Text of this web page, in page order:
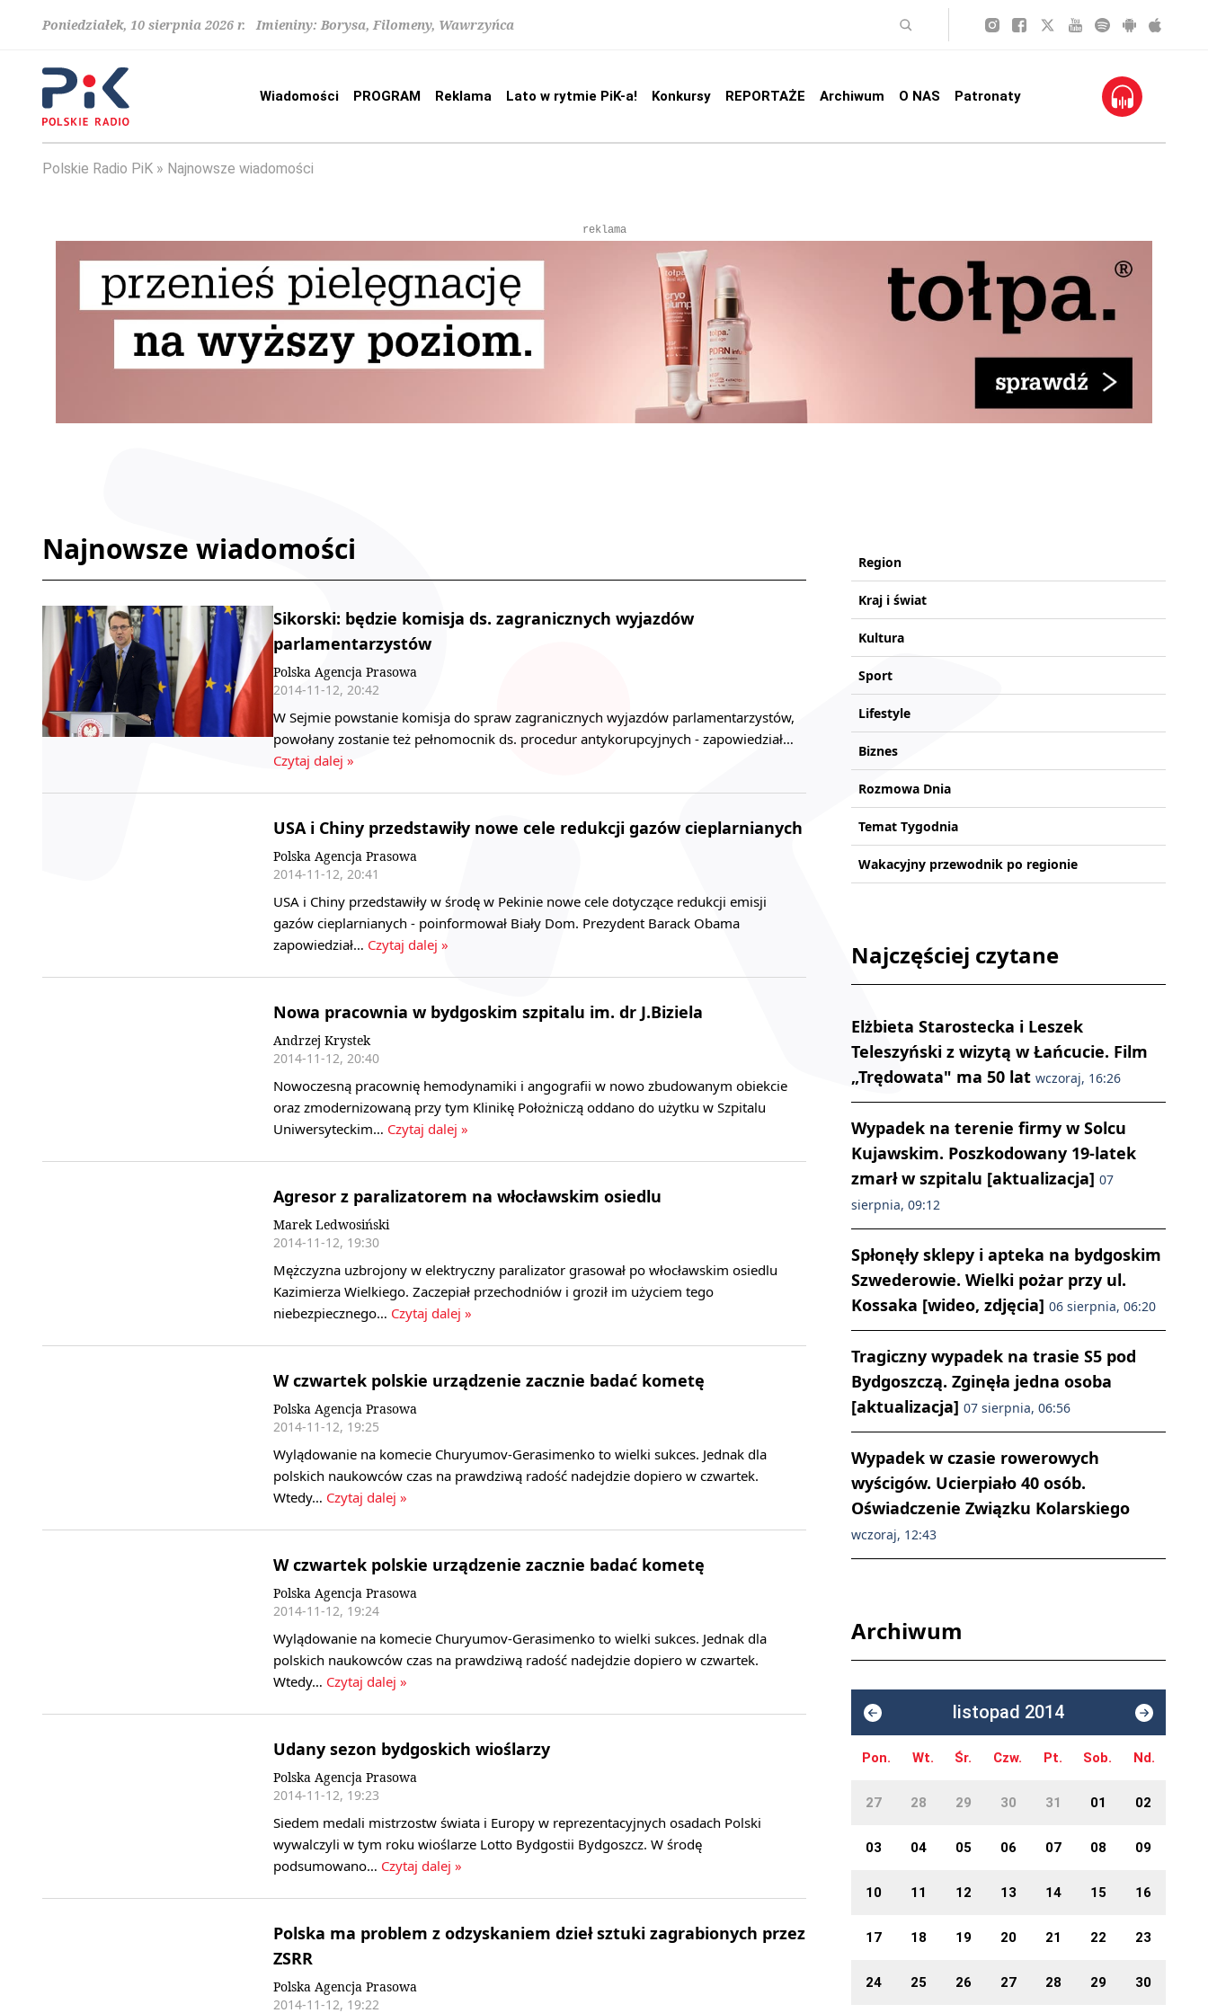
Poniedziałek, 10 sierpnia 2026 r. Imieniny: Borysa, Filomeny, Wawrzyńca
Wiadomości PROGRAM Reklama Lato w rytmie PiK-a! Konkursy REPORTAŻE Archiwum O NAS Patronaty
Polskie Radio PiK Najnowsze wiadomości
reklama
Najnowsze wiadomości
Sikorski: będzie komisja ds. zagranicznych wyjazdów
parlamentarzystów
Polska Agencja Prasowa
2014-11-12, 20:42
W Sejmie powstanie komisja do spraw zagranicznych wyjazdów parlamentarzystów,
powołany zostanie też pełnomocnik ds. procedur antykorupcyjnych - zapowiedział…
Czytaj dalej »
USA i Chiny przedstawiły nowe cele redukcji gazów cieplarnianych
Polska Agencja Prasowa
2014-11-12, 20:41
USA i Chiny przedstawiły w środę w Pekinie nowe cele dotyczące redukcji emisji
gazów cieplarnianych - poinformował Biały Dom. Prezydent Barack Obama
zapowiedział… Czytaj dalej »
Nowa pracownia w bydgoskim szpitalu im. dr J.Biziela
Andrzej Krystek
2014-11-12, 20:40
Nowoczesną pracownię hemodynamiki i angografii w nowo zbudowanym obiekcie
oraz zmodernizowaną przy tym Klinikę Położniczą oddano do użytku w Szpitalu
Uniwersyteckim… Czytaj dalej »
Agresor z paralizatorem na włocławskim osiedlu
Marek Ledwosiński
2014-11-12, 19:30
Mężczyzna uzbrojony w elektryczny paralizator grasował po włocławskim osiedlu
Kazimierza Wielkiego. Zaczepiał przechodniów i groził im użyciem tego
niebezpiecznego… Czytaj dalej »
W czwartek polskie urządzenie zacznie badać kometę
Polska Agencja Prasowa
2014-11-12, 19:25
Wylądowanie na komecie Churyumov-Gerasimenko to wielki sukces. Jednak dla
polskich naukowców czas na prawdziwą radość nadejdzie dopiero w czwartek.
Wtedy… Czytaj dalej »
W czwartek polskie urządzenie zacznie badać kometę
Polska Agencja Prasowa
2014-11-12, 19:24
Wylądowanie na komecie Churyumov-Gerasimenko to wielki sukces. Jednak dla
polskich naukowców czas na prawdziwą radość nadejdzie dopiero w czwartek.
Wtedy… Czytaj dalej »
Udany sezon bydgoskich wioślarzy
Polska Agencja Prasowa
2014-11-12, 19:23
Siedem medali mistrzostw świata i Europy w reprezentacyjnych osadach Polski
wywalczyli w tym roku wioślarze Lotto Bydgostii Bydgoszcz. W środę
podsumowano… Czytaj dalej »
Polska ma problem z odzyskaniem dzieł sztuki zagrabionych przez
ZSRR
Polska Agencja Prasowa
2014-11-12, 19:22
Region
Kraj i świat
Kultura
Sport
Lifestyle
Biznes
Rozmowa Dnia
Temat Tygodnia
Wakacyjny przewodnik po regionie
Najczęściej czytane
Elżbieta Starostecka i Leszek
Teleszyński z wizytą w Łańcucie. Film
„Trędowata" ma 50 lat wczoraj, 16:26
Wypadek na terenie firmy w Solcu
Kujawskim. Poszkodowany 19-latek
zmarł w szpitalu [aktualizacja] 07
sierpnia, 09:12
Spłonęły sklepy i apteka na bydgoskim
Szwederowie. Wielki pożar przy ul.
Kossaka [wideo, zdjęcia] 06 sierpnia, 06:20
Tragiczny wypadek na trasie S5 pod
Bydgoszczą. Zginęła jedna osoba
[aktualizacja] 07 sierpnia, 06:56
Wypadek w czasie rowerowych
wyścigów. Ucierpiało 40 osób.
Oświadczenie Związku Kolarskiego
wczoraj, 12:43
Archiwum
listopad 2014
Pon. Wt. Śr. Czw. Pt. Sob. Nd.
27 28 29 30 31 01 02
03 04 05 06 07 08 09
10 11 12 13 14 15 16
17 18 19 20 21 22 23
24 25 26 27 28 29 30